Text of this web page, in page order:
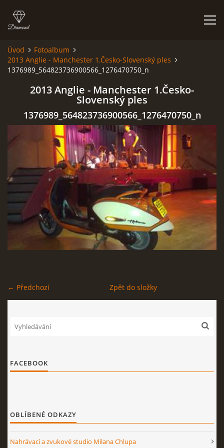
HISTORIE
JAK VYPADÁME
FOTOALBUM
CO HRAJEME
UKÁZKY
Kapela BUMERANG
+420 724 629 042
© 2026 eStránky.cz |Tisk|Nahoru ↑
Úvod
Fotoalbum
2013 Anglie - Manchester 1.Česko-Slovenský ples
1376989_564823736900566_1276470750_n
2013 Anglie - Manchester 1.Česko-
Slovenský ples
1376989_564823736900566_1276470750_n
← Předchozí Zpět do složky
FACEBOOK
OBLÍBENÉ ODKAZY
Nahrávací a zvukové studio Milana Chlupa